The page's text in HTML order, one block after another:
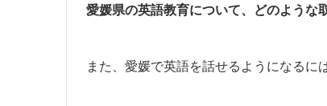
愛媛県の英語教育について、どのような
また、愛媛で英語を話せるようになるに